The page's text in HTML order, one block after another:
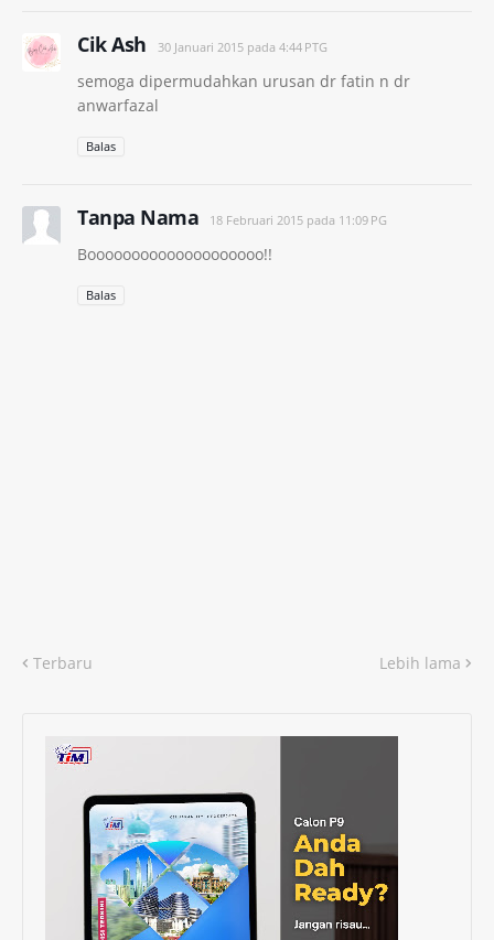
Cik Ash 30 Januari 2015 pada 4:44 PTG
semoga dipermudahkan urusan dr fatin n dr
anwarfazal
Balas
Tanpa Nama 18 Februari 2015 pada 11:09 PG
Boooooooooooooooooooo!!
Balas
Terbaru Lebih lama